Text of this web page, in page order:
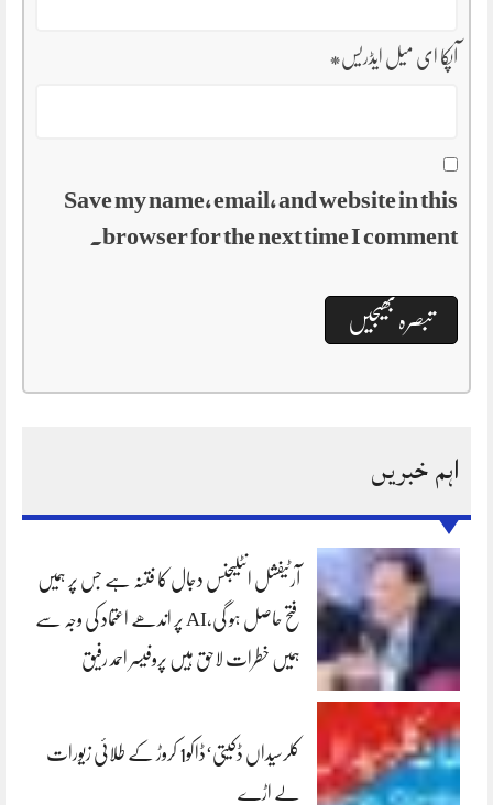
آپکا ای میل ایڈریس*
Save my name, email, and website in this
browser for the next time I comment.
اہم خبریں
آرٹیفشل انٹلیجنس دجال کا فتنہ ہے جس پر ہمیں
فتح حاصل ہو گی،AI پر اندھے اعتماد کی وجہ سے
ہمیں خطرات لاحق ہیں پروفیسر احمد رفیق
کلرسیداں ڈکیتی‘ڈاکو1 کروڑ کے طلائی زیورات
لے اڑے